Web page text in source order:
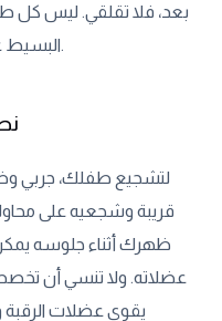
بعد، فلا تقلقي. ليس كل
البسيط غالبًا لا يعني وجود مشكلة في التطور.
لتشجيع طفلك، جربي
قريبة وشجعيه على
ظهرك أثناء جلوسه
عضلاته. ولا تنسي أن
يقوي عضلات الرقبة